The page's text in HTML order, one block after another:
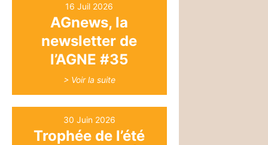
16 Juil 2026
AGnews, la
newsletter de
l’AGNE #35
> Voir la suite
30 Juin 2026
Trophée de l’été